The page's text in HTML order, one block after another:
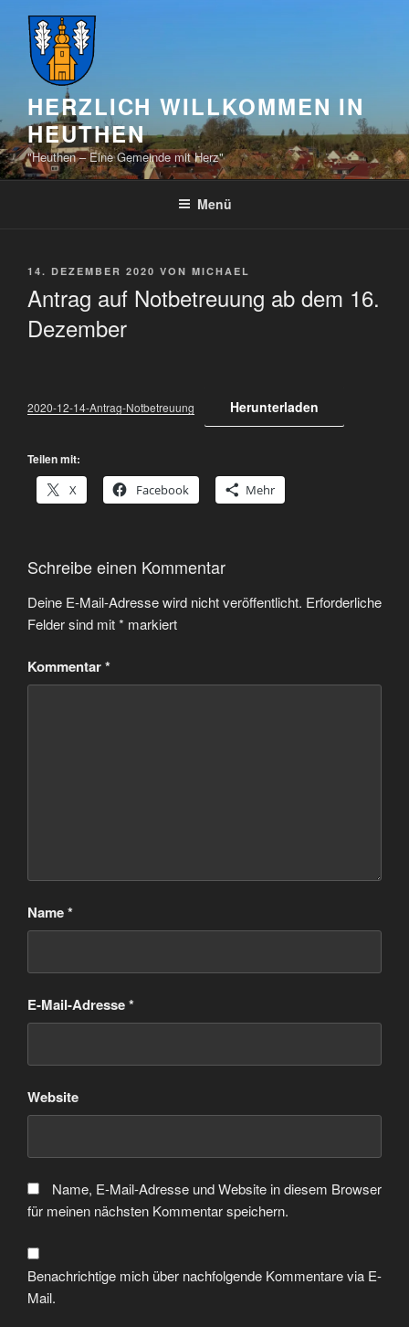
Inhalt
springen
HERZLICH WILLKOMMEN IN
HEUTHEN
"Heuthen – Eine Gemeinde mit Herz"
Menü
VERÖFFENTLICHT
14. DEZEMBER 2020 VON MICHAEL
Antrag auf Notbetreuung ab dem 16.
Dezember
2020-12-14-Antrag-Notbetreuung Herunterladen
Teilen mit:
X
Facebook Mehr
Schreibe einen Kommentar
Deine E-Mail-Adresse wird nicht veröffentlicht. Erforderliche
Felder sind mit* markiert
Kommentar*
Name*
E-Mail-Adresse*
Website
Name, E-Mail-Adresse und Website in diesem Browser
für meinen nächsten Kommentar speichern.
Benachrichtige mich über nachfolgende Kommentare via E-
Mail.